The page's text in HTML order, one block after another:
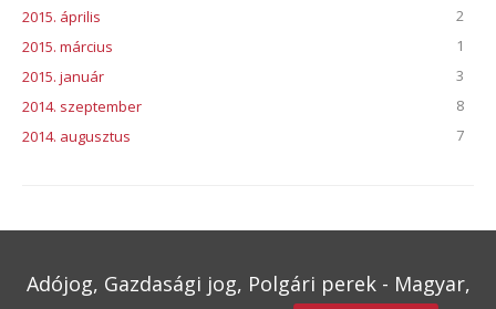
2015. április
2
2015. március
1
2015. január
3
2014. szeptember
8
2014. augusztus
7
Adójog, Gazdasági jog, Polgári perek - Magyar,